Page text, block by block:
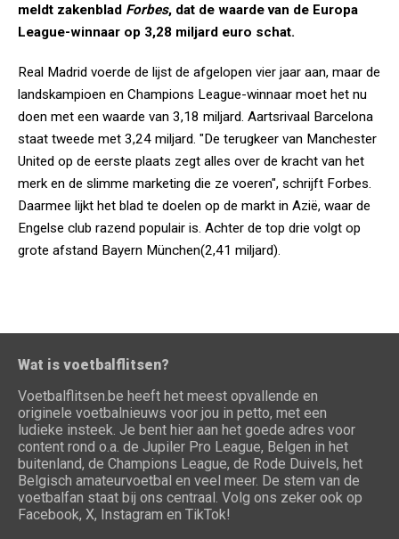
meldt zakenblad Forbes, dat de waarde van de Europa
League-winnaar op 3,28 miljard euro schat.
Real Madrid voerde de lijst de afgelopen vier jaar aan, maar de
landskampioen en Champions League-winnaar moet het nu
doen met een waarde van 3,18 miljard. Aartsrivaal Barcelona
staat tweede met 3,24 miljard. "De terugkeer van Manchester
United op de eerste plaats zegt alles over de kracht van het
merk en de slimme marketing die ze voeren", schrijft Forbes.
Daarmee lijkt het blad te doelen op de markt in Azië, waar de
Engelse club razend populair is. Achter de top drie volgt op
grote afstand Bayern München(2,41 miljard).
Wat is voetbalflitsen?
Voetbalflitsen.be heeft het meest opvallende en
originele voetbalnieuws voor jou in petto, met een
ludieke insteek. Je bent hier aan het goede adres voor
content rond o.a. de Jupiler Pro League, Belgen in het
buitenland, de Champions League, de Rode Duivels, het
Belgisch amateurvoetbal en veel meer. De stem van de
voetbalfan staat bij ons centraal. Volg ons zeker ook op
Facebook, X, Instagram en TikTok!